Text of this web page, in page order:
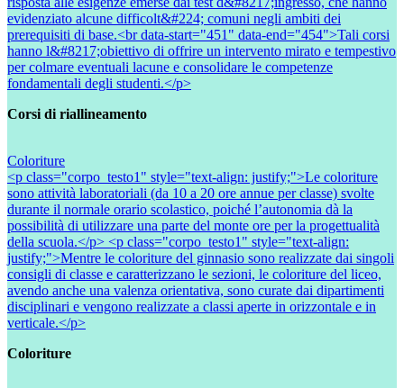
evidenziato alcune difficolt&#224; comuni negli ambiti dei
prerequisiti di base.<br data-start="451" data-end="454">Tali corsi
hanno l&#8217;obiettivo di offrire un intervento mirato e tempestivo
per colmare eventuali lacune e consolidare le competenze
fondamentali degli studenti.</p>
Corsi di riallineamento
Coloriture
<p class="corpo_testo1" style="text-align: justify;">Le coloriture
sono attività laboratoriali (da 10 a 20 ore annue per classe) svolte
durante il normale orario scolastico, poiché l’autonomia dà la
possibilità di utilizzare una parte del monte ore per la progettualità
della scuola.</p> <p class="corpo_testo1" style="text-align:
justify;">Mentre le coloriture del ginnasio sono realizzate dai singoli
consigli di classe e caratterizzano le sezioni, le coloriture del liceo,
avendo anche una valenza orientativa, sono curate dai dipartimenti
disciplinari e vengono realizzate a classi aperte in orizzontale e in
verticale.</p>
Coloriture